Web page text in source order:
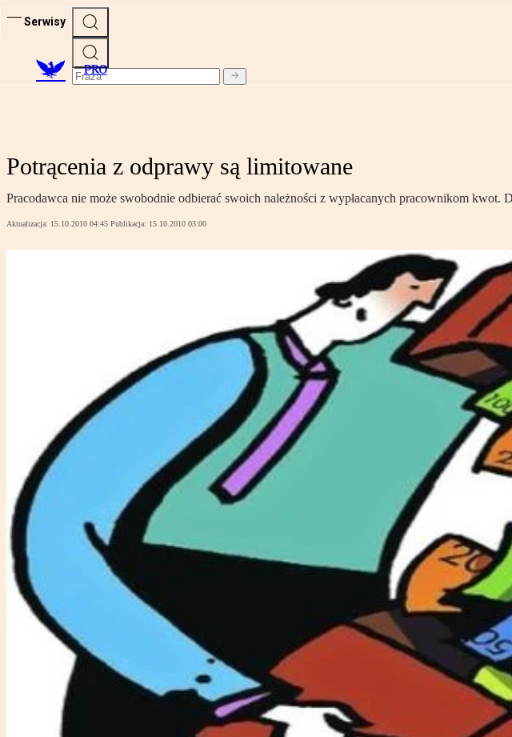
Serwisy
PRO
Potrącenia z odprawy są limitowane
Pracodawca nie może swobodnie odbierać swoich należności z wypłacanych pracownikom kwot.
Aktualizacja: 15.10.2010 04:45 Publikacja: 15.10.2010 03:00